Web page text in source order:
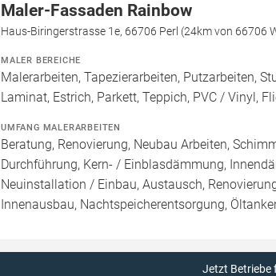
Maler-Fassaden Rainbow
Haus-Biringerstrasse 1e, 66706 Perl (24km von 66706
MALER BEREICHE
Malerarbeiten, Tapezierarbeiten, Putzarbeiten,
Laminat, Estrich, Parkett, Teppich, PVC / Vinyl,
UMFANG MALERARBEITEN
Beratung, Renovierung, Neubau Arbeiten,
Durchführung, Kern- / Einblasdämmung,
Neuinstallation / Einbau, Austausch,
Innenausbau, Nachtspeicherentsorgung,
Jetzt Betriebe